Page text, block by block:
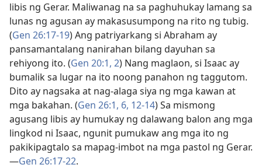
libis ng Gerar. Maliwanag na sa paghuhukay lamang sa
lunas ng agusan ay makasusumpong na rito ng tubig.
(Gen 26:17-19) Ang patriyarkang si Abraham ay
pansamantalang nanirahan bilang dayuhan sa
rehiyong ito. (Gen 20:1, 2) Nang maglaon, si Isaac ay
bumalik sa lugar na ito noong panahon ng taggutom.
Dito ay nagsaka at nag-alaga siya ng mga kawan at
mga bakahan. (Gen 26:1, 6, 12-14) Sa mismong
agusang libis ay humukay ng dalawang balon ang mga
lingkod ni Isaac, ngunit pumukaw ang mga ito ng
pakikipagtalo sa mapag-imbot na mga pastol ng Gerar.​
—Gen 26:17-22.